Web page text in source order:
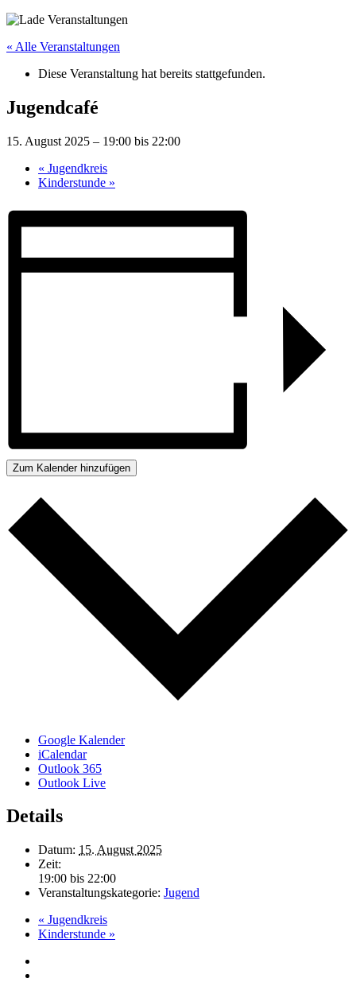
« Alle Veranstaltungen
Diese Veranstaltung hat bereits stattgefunden.
Jugendcafé
15. August 2025 – 19:00 bis 22:00
« Jugendkreis
Kinderstunde »
Zum Kalender hinzufügen
Google Kalender
iCalendar
Outlook 365
Outlook Live
Details
Datum: 15. August 2025
Zeit:
19:00 bis 22:00
Veranstaltungskategorie: Jugend
« Jugendkreis
Kinderstunde »